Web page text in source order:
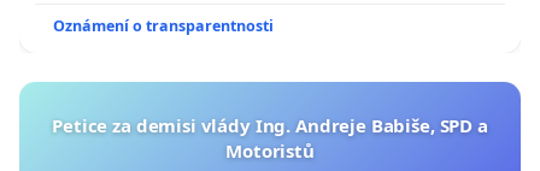
Oznámení o transparentnosti
Petice za demisi vlády Ing. Andreje Babiše, SPD a
Motoristů